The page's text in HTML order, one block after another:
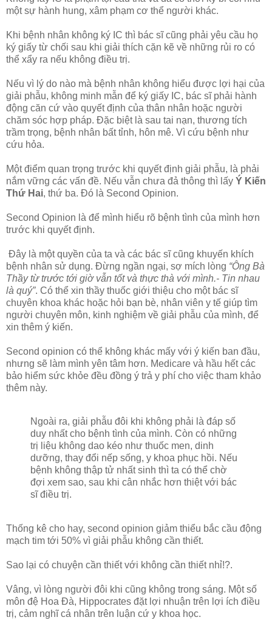
một sự hành hung, xâm phạm cơ thể người khác.
Khi bệnh nhân không ký IC thì bác sĩ cũng phải yêu cầu họ
ký giấy từ chối sau khi giải thích cặn kẽ về những rủi ro có
thể xẩy ra nếu không điều trị.
Nếu vì lý do nào mà bệnh nhân không hiểu được lợi hại của
giải phẫu, không minh mẫn để ký giấy IC, bác sĩ phải hành
động căn cứ vào quyết định của thân nhân hoặc người
chăm sóc hợp pháp. Đặc biệt là sau tai nạn, thương tích
trầm trọng, bệnh nhân bất tỉnh, hôn mê. Vì cứu bệnh như
cứu hỏa.
Một điểm quan trọng trước khi quyết định giải phẫu, là phải
nắm vững các vấn đề. Nếu vẫn chưa đả thông thì lấy Ý Kiến
Thứ Hai, thứ ba. Đó là Second Opinion.
Second Opinion là để mình hiểu rõ bệnh tình của mình hơn
trước khi quyết định.
Đây là một quyền của ta và các bác sĩ cũng khuyến khích
bệnh nhân sử dụng. Đừng ngần ngại, sợ mích lòng “Ông Bà
Thầy từ trước tới giờ vẫn tốt và thực thà với mình.- Tin nhau
là quý”. Có thể xin thầy thuốc giới thiệu cho một bác sĩ
chuyên khoa khác hoặc hỏi bạn bè, nhân viên y tế giúp tìm
người chuyên môn, kinh nghiệm về giải phẫu của mình, để
xin thêm ý kiến.
Second opinion có thể không khác mấy với ý kiến ban đầu,
nhưng sẽ làm mình yên tâm hơn. Medicare và hầu hết các
bảo hiểm sức khỏe đều đồng ý trả y phí cho việc tham khảo
thêm này.
Ngoài ra, giải phẫu đôi khi không phải là đáp số
duy nhất cho bệnh tình của mình. Còn có những
trị liệu không dao kéo như thuốc men, dinh
dưỡng, thay đổi nếp sống, y khoa phục hồi. Nếu
bệnh không thập tử nhất sinh thì ta có thể chờ
đợi xem sao, sau khi cân nhắc hơn thiệt với bác
sĩ điều trị.
Thống kê cho hay, second opinion giảm thiểu bắc cầu động
mạch tim tới 50% vì giải phẫu không cần thiết.
Sao lại có chuyện cần thiết với không cần thiết nhỉ!?.
Vâng, vì lòng người đôi khi cũng không trong sáng. Một số
môn đệ Hoa Đà, Hippocrates đặt lợi nhuận trên lợi ích điều
trị, cảm nghĩ cá nhân trên luận cứ y khoa học.